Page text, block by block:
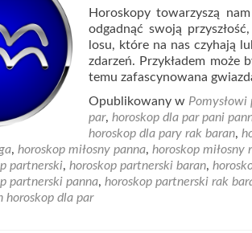
Horoskopy towarzyszą
odgadnąć swoją
losu, które na nas czyhają
zdarzeń. Przykładem
temu zafascynowana
Opublikowany w Pomysłowi
par, horoskop dla par pani
horoskop dla pary rak baran,
, horoskop miłosny panna, horoskop miłosny
partnerski, horoskop partnerski baran,
partnerski panna, horoskop partnerski rak
horoskop dla par